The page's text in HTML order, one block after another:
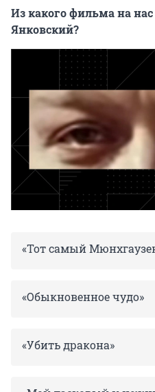
Из какого фильма на
Янковский?
«Тот самый
«Обыкновенное чудо»
«Убить дракона»